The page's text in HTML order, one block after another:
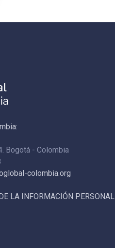
Bogotá - Colombia
colombia.org
LA INFORMACIÓN PERSONAL